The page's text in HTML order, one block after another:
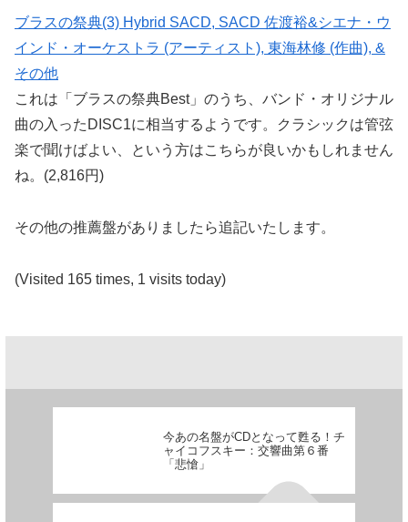
ブラスの祭典(3) Hybrid SACD, SACD 佐渡裕&シエナ・ウ
インド・オーケストラ (アーティスト), 東海林修 (作曲), &
その他
これは「ブラスの祭典Best」のうち、バンド・オリジナル
曲の入ったDISC1に相当するようです。クラシックは管弦
楽で聞けばよい、という方はこちらが良いかもしれません
ね。(2,816円)
その他の推薦盤がありましたら追記いたします。
(Visited 165 times, 1 visits today)
今あの名盤がCDとなって甦る！チ
ャイコフスキー：交響曲第６番
「悲愴」